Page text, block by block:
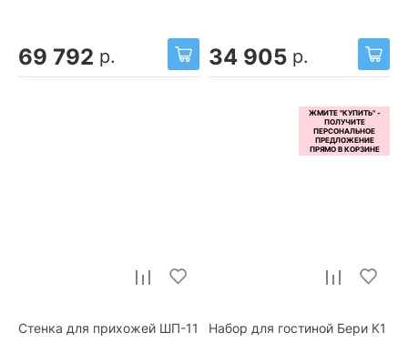
69 792 р. 34 905 р.
Стенка для прихожей ШП-11 Набор для гостиной Бери К1